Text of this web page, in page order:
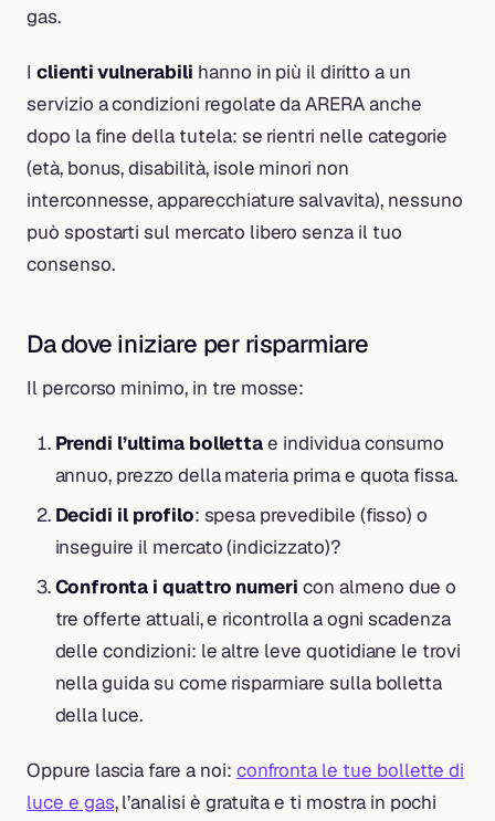
gas.
I clienti vulnerabili hanno in più il diritto a un
servizio a condizioni regolate da ARERA anche
dopo la fine della tutela: se rientri nelle categorie
(età, bonus, disabilità, isole minori non
interconnesse, apparecchiature salvavita), nessuno
può spostarti sul mercato libero senza il tuo
consenso.
Da dove iniziare per risparmiare
Il percorso minimo, in tre mosse:
Prendi l’ultima bollettae individua consumo
annuo, prezzo della materia prima e quota fissa.
Decidi il profilo: spesa prevedibile (fisso) o
inseguire il mercato (indicizzato)?
Confronta i quattro numeri con almeno due o
tre offerte attuali, e ricontrolla a ogni scadenza
delle condizioni: le altre leve quotidiane le trovi
nella guida su come risparmiare sulla bolletta
della luce.
Oppure lascia fare a noi: confronta le tue bollette di
luce e gas, l’analisi è gratuita e ti mostra in pochi